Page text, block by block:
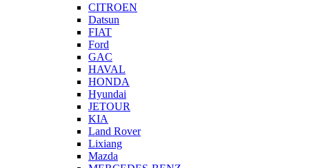
CITROEN
Datsun
FIAT
Ford
GAC
HAVAL
HONDA
Hyundai
JETOUR
KIA
Land Rover
Lixiang
Mazda